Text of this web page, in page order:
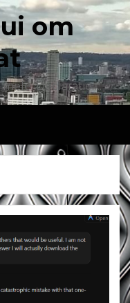
om
Declaratie….